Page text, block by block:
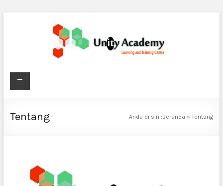
Unity
Lembaga
Menu
Tentang Anda di sini:Beranda »Tentang